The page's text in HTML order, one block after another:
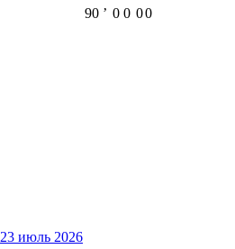
90 ʼ 0 0 00
23 июль 2026